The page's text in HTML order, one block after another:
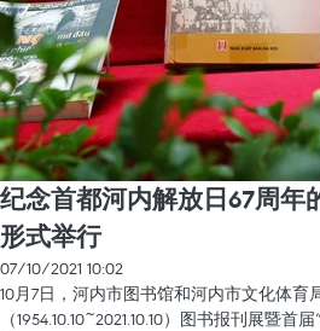
纪念首都河内解放日67周年
形式举行
07/10/2021 10:02
10月7日，河内市图书馆和河内市文化体育
（1954.10.10~2021.10.10）图书报刊展暨